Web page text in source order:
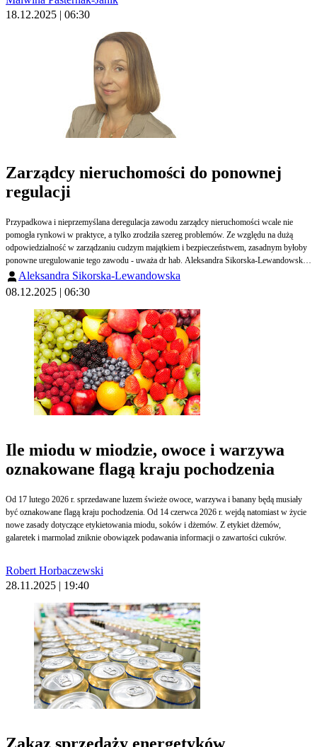
18.12.2025 | 06:30
Zarządcy nieruchomości do ponownej
regulacji
Przypadkowa i nieprzemyślana deregulacja zawodu zarządcy nieruchomości wcale nie
pomogła rynkowi w praktyce, a tylko zrodziła szereg problemów. Ze względu na dużą
odpowiedzialność w zarządzaniu cudzym majątkiem i bezpieczeństwem, zasadnym byłoby
ponowne uregulowanie tego zawodu - uważa dr hab. Aleksandra Sikorska-Lewandowska,
profesor na Wydziale Prawa i Administracji Uniwersytetu Mikołaja Kopernika w Toruniu
oraz radca prawny.
Aleksandra Sikorska-Lewandowska
08.12.2025 | 06:30
Ile miodu w miodzie, owoce i warzywa
oznakowane flagą kraju pochodzenia
Od 17 lutego 2026 r. sprzedawane luzem świeże owoce, warzywa i banany będą musiały
być oznakowane flagą kraju pochodzenia. Od 14 czerwca 2026 r. wejdą natomiast w życie
nowe zasady dotyczące etykietowania miodu, soków i dżemów. Z etykiet dżemów,
galaretek i marmolad zniknie obowiązek podawania informacji o zawartości cukrów.
Robert Horbaczewski
28.11.2025 | 19:40
Zakaz sprzedaży energetyków